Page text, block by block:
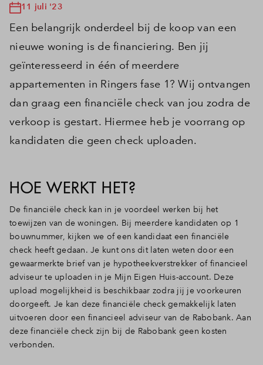
Inloggen
11 juli '23
Een belangrijk onderdeel bij de koop van een
nieuwe woning is de financiering. Ben jij
geïnteresseerd in één of meerdere
appartementen in Ringers fase 1? Wij ontvangen
dan graag een financiële check van jou zodra de
verkoop is gestart. Hiermee heb je voorrang op
kandidaten die geen check uploaden.
HOE WERKT HET?
De financiële check kan in je voordeel werken bij het
toewijzen van de woningen. Bij meerdere kandidaten op 1
bouwnummer, kijken we of een kandidaat een financiële
check heeft gedaan. Je kunt ons dit laten weten door een
gewaarmerkte brief van je hypotheekverstrekker of financieel
adviseur te uploaden in je Mijn Eigen Huis-account. Deze
upload mogelijkheid is beschikbaar zodra jij je voorkeuren
doorgeeft. Je kan deze financiële check gemakkelijk laten
uitvoeren door een financieel adviseur van de Rabobank. Aan
deze financiële check zijn bij de Rabobank geen kosten
verbonden.